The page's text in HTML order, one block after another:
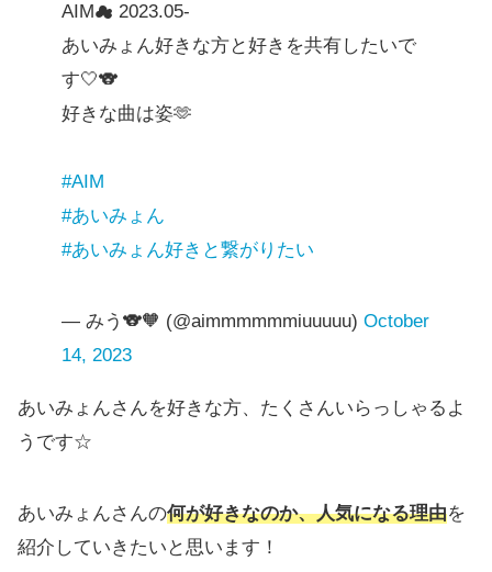
AIM☁ 2023.05-
あいみょん好きな方と好きを共有したいで
す🤍🐨
好きな曲は姿🫶
#AIM
#あいみょん
#あいみょん好きと繋がりたい
— みう🐨🧡 (@aimmmmmmiuuuuu) October
14, 2023
あいみょんさんを好きな方、たくさんいらっしゃるよ
うです☆
あいみょんさんの何が好きなのか、人気になる理由を
紹介していきたいと思います！